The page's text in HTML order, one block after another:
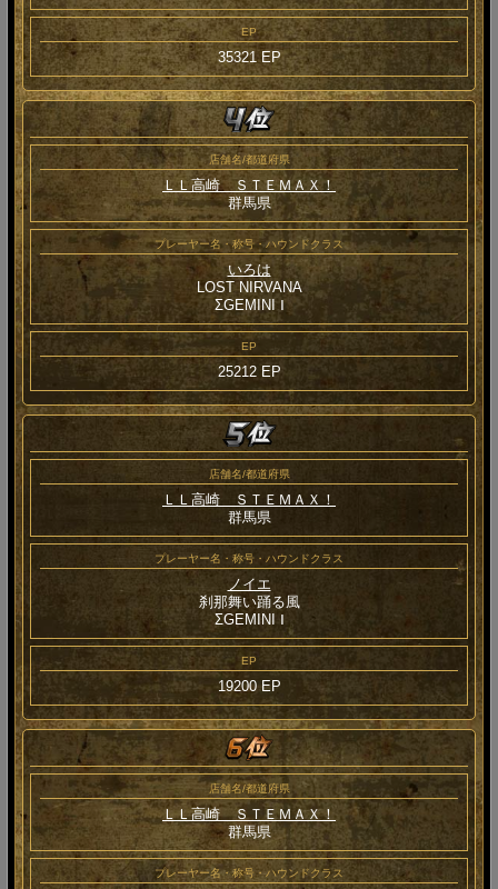
EP
35321 EP
店舗名/都道府県
ＬＬ高崎 ＳＴＥＭＡＸ！
群馬県
プレーヤー名・称号・ハウンドクラス
いろは
LOST NIRVANA
ΣGEMINI Ⅰ
EP
25212 EP
店舗名/都道府県
ＬＬ高崎 ＳＴＥＭＡＸ！
群馬県
プレーヤー名・称号・ハウンドクラス
ノイエ
刹那舞い踊る風
ΣGEMINI Ⅰ
EP
19200 EP
店舗名/都道府県
ＬＬ高崎 ＳＴＥＭＡＸ！
群馬県
プレーヤー名・称号・ハウンドクラス